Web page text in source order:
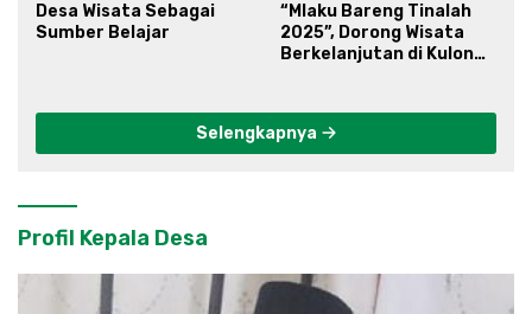
Desa Wisata Sebagai
Sumber Belajar
“Mlaku Bareng Tinalah
2025”, Dorong Wisata
Berkelanjutan di Kulon
Selengkapnya
Profil Kepala Desa